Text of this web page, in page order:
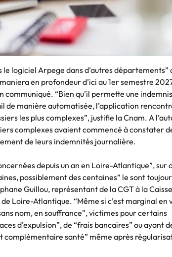
le logiciel Arpege dans d’autres départements”
en profondeur d’ici au 1er semestre
communiqué. “Bien qu’il permette une
de manière automatisée, l’application
les plus complexes”, justifie la Cnam. A
complexes avaient commencé à constater
de leurs indemnités journalière.
depuis un an en Loire-Atlantique”, sur
possiblement des centaines” le sont
Guillou, représentant de la CGT à la Caisse
Loire-Atlantique. “Même si c’est marginal en
nom, en souffrance”, victimes pour certains
d’expulsion”, de “frais bancaires” ou ayant
complémentaire santé” même après